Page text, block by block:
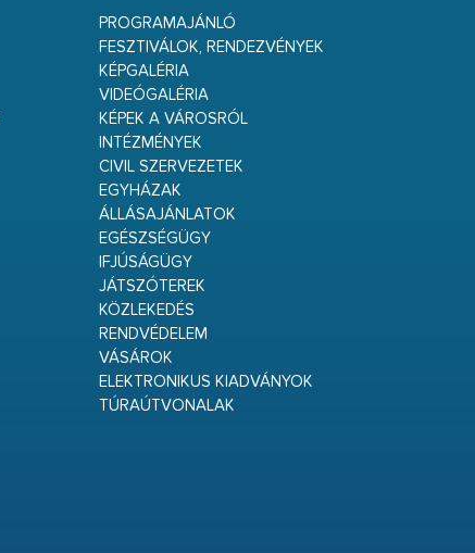
PROGRAMAJÁNLÓ
FESZTIVÁLOK, RENDEZVÉNYEK
KÉPGALÉRIA
VIDEÓGALÉRIA
KÉPEK A VÁROSRÓL
INTÉZMÉNYEK
CIVIL SZERVEZETEK
EGYHÁZAK
ÁLLÁSAJÁNLATOK
EGÉSZSÉGÜGY
IFJÚSÁGÜGY
JÁTSZÓTEREK
KÖZLEKEDÉS
RENDVÉDELEM
VÁSÁROK
ELEKTRONIKUS KIADVÁNYOK
TÚRAÚTVONALAK